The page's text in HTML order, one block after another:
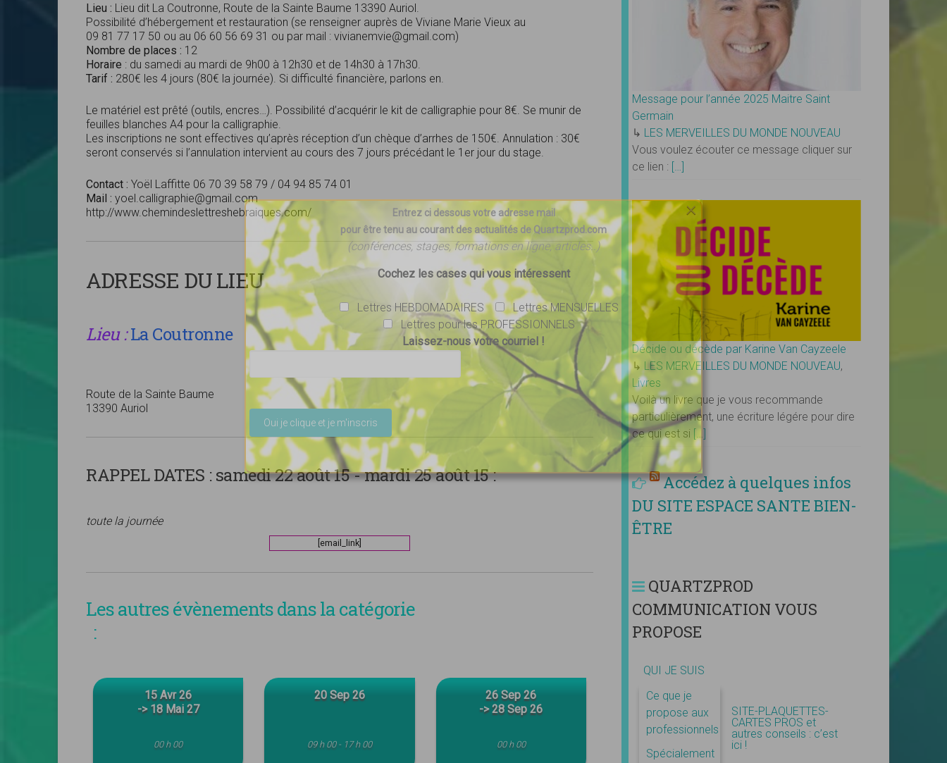
Lieu : Lieu dit La Coutronne, Route de la Sainte Baume 13390 Auriol.
Possibilité d’hébergement et restauration (se renseigner auprès de Viviane Marie Vieux au
09 81 77 17 50 ou au 06 60 56 69 31 ou par mail : vivianemvie@gmail.com)
Nombre de places : 12
Horaire : du samedi au mardi de 9h00 à 12h30 et de 14h30 à 17h30.
Tarif : 280€ les 4 jours (80€ la journée). Si difficulté financière, parlons en.
Le matériel est prêté (outils, encres…). Possibilité d’acquérir le kit de calligraphie pour 8€. Se munir de
feuilles blanches A4 pour la calligraphie.
Les inscriptions ne sont effectives qu’après réception d’un chèque d’arrhes de 150€. Annulation : 30€
seront conservés si l’annulation intervient au cours des 7 jours précédant le 1er jour du stage.
Contact : Yoël Laffitte 06 70 39 58 79 / 04 94 85 74 01
Mail : yoel.calligraphie@gmail.com
http://www.chemindeslettreshebraiques.com/
ADRESSE DU LIEU
Lieu :La Coutronne
Route de la Sainte Baume
13390 Auriol
RAPPEL DATES :samedi 22 août 15 - mardi 25 août 15 :
toute la journée
[email_link]
Les autres évènements dans la catégorie
:
15 Avr 26
-> 18 Mai 27
00 h 00
20 Sep 26
09 h 00 - 17 h 00
26 Sep 26
-> 28 Sep 26
00 h 00
Message pour l’année 2025 Maitre Saint
Germain
↳ LES MERVEILLES DU MONDE NOUVEAU
Vous voulez écouter ce message cliquer sur
ce lien : […]
Décide ou décède par Karine Van Cayzeele
↳ LES MERVEILLES DU MONDE NOUVEAU,
Livres
Voilà un livre que je vous recommande
particulièrement, une écriture légére pour dire
ce qui est si […]
Accédez à quelques infos
DU SITE ESPACE SANTE BIEN-
ÊTRE
QUARTZPROD
COMMUNICATION VOUS
PROPOSE
QUI JE SUIS
Ce que je
propose aux
professionnels
Spécialement
SITE-PLAQUETTES-
CARTES PROS et
autres conseils : c’est
ici !
Entrez ci dessous votre adresse mail
pour être tenu au courant des actualités de Quartzprod.com
(conférences, stages, formations en ligne, articles..)
Cochez les cases qui vous intéressent
Lettres HEBDOMADAIRES
Lettres MENSUELLES
Lettres pour les PROFESSIONNELS
Laissez-nous votre courriel !
Veuillez laisser ce champ vide.
×